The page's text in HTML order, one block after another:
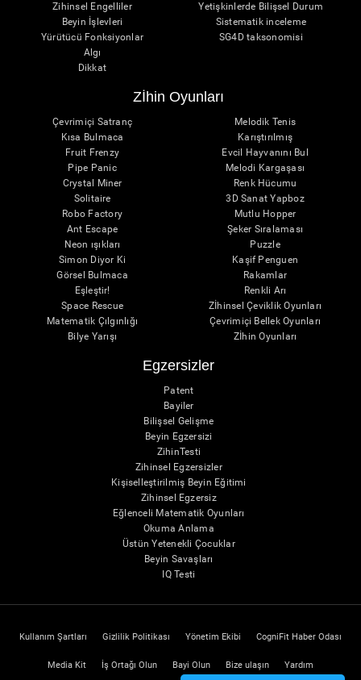
Zihinsel Engelliler
Beyin İşlevleri
Yürütücü Fonksiyonlar
Algı
Dikkat
Yetişkinlerde Bilişsel Durum
Sistematik inceleme
SG4D taksonomisi
Zİhin Oyunları
Çevrimiçi Satranç
Kısa Bulmaca
Fruit Frenzy
Pipe Panic
Crystal Miner
Solitaire
Robo Factory
Ant Escape
Neon ışıkları
Simon Diyor Ki
Görsel Bulmaca
Eşleştir!
Space Rescue
Matematik Çılgınlığı
Bilye Yarışı
Melodik Tenis
Karıştırılmış
Evcil Hayvanını Bul
Melodi Kargaşası
Renk Hücumu
3D Sanat Yapboz
Mutlu Hopper
Şeker Sıralaması
Puzzle
Kaşif Penguen
Rakamlar
Renkli Arı
Zİhinsel Çeviklik Oyunları
Çevrimiçi Bellek Oyunları
Zİhin Oyunları
Egzersizler
Patent
Bayiler
Bilişsel Gelişme
Beyin Egzersizi
ZihinTesti
Zihinsel Egzersizler
Kişiselleştirilmiş Beyin Eğitimi
Zihinsel Egzersiz
Eğlenceli Matematik Oyunları
Okuma Anlama
Üstün Yetenekli Çocuklar
Beyin Savaşları
IQ Testi
Kullanım Şartları Gizlilik Politikası Yönetim Ekibi CogniFit Haber Odası
Media Kit İş Ortağı Olun Bayi Olun Bize ulaşın Yardım